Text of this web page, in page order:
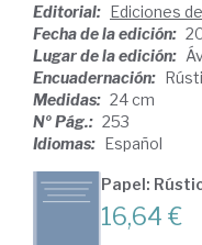
Editorial: Ediciones
Fecha de la edición:
Lugar de la edición:
Encuadernación:
Medidas: 24 cm
Nº Pág.: 253
Idiomas: Español
Papel:
16,64 €